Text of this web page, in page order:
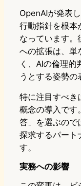
OpenAIが発表
行動指針を根本
なっています。
への拡張は、単
く、AIの倫理的
うとする姿勢の
特に注目すべき
概念の導入です
答」を選ぶので
探求するパート
す。
実務への影響